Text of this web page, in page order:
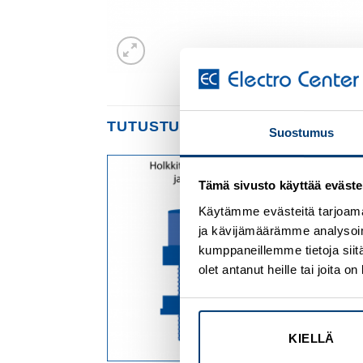
Suostumus
Tämä sivusto käyttää
Käytämme evästeitä
ja kävijämäärämme
kumppaneillemme tietoja
olet antanut heille tai joita
KIELLÄ
TUTUSTU MYÖS
wishlist